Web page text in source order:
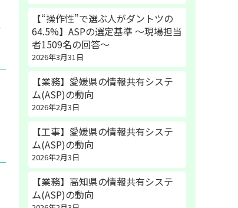
【“操作性”で選ぶ人がダントツの
64.5%】ASPの選定基準 〜現場担当
者1509名の回答〜
2026年3月31日
【業務】愛媛県の情報共有システ
ム(ASP)の動向
2026年2月3日
【工事】愛媛県の情報共有システ
ム(ASP)の動向
2026年2月3日
【業務】高知県の情報共有システ
ム(ASP)の動向